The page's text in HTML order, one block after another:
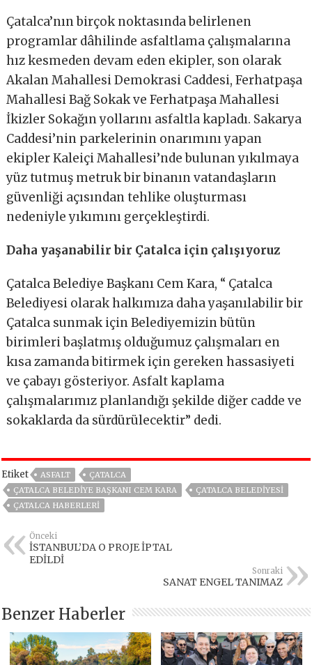
Çatalca’nın birçok noktasında belirlenen
programlar dâhilinde asfaltlama çalışmalarına
hız kesmeden devam eden ekipler, son olarak
Akalan Mahallesi Demokrasi Caddesi, Ferhatpaşa
Mahallesi Bağ Sokak ve Ferhatpaşa Mahallesi
İkizler Sokağın yollarını asfaltla kapladı. Sakarya
Caddesi’nin parkelerinin onarımını yapan
ekipler Kaleiçi Mahallesi’nde bulunan yıkılmaya
yüz tutmuş metruk bir binanın vatandaşların
güvenliği açısından tehlike oluşturması
nedeniyle yıkımını gerçekleştirdi.
Daha yaşanabilir bir Çatalca için çalışıyoruz
Çatalca Belediye Başkanı Cem Kara, “ Çatalca
Belediyesi olarak halkımıza daha yaşanılabilir bir
Çatalca sunmak için Belediyemizin bütün
birimleri başlatmış olduğumuz çalışmaları en
kısa zamanda bitirmek için gereken hassasiyeti
ve çabayı gösteriyor. Asfalt kaplama
çalışmalarımız planlandığı şekilde diğer cadde ve
sokaklarda da sürdürülecektir” dedi.
Etiket ASFALT
ÇATALCA
ÇATALCA BELEDIYE BAŞKANI CEM KARA
ÇATALCA BELEDIYESI
ÇATALCA HABERLERI
Önceki
İSTANBUL’DA O PROJE İPTAL
EDİLDİ
Sonraki
SANAT ENGEL TANIMAZ
Benzer Haberler